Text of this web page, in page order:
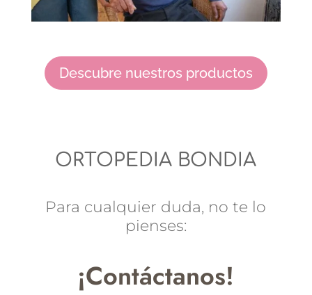
Descubre nuestros productos
ORTOPEDIA BONDIA
Para cualquier duda, no te lo
pienses:
¡Contáctanos!